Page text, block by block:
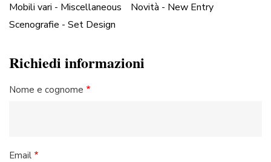
Mobili vari - Miscellaneous
Novità - New Entry
Scenografie - Set Design
Richiedi informazioni
Nome e cognome
Email